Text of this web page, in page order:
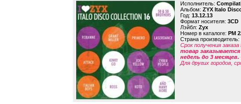
Исполнитель:
Альбом: ZYX Italo
Год: 13.12.13
Формат носителя: 3CD
Лэйбл: Zyx
Номер в каталоге: PM
Страна производитель:
Срок получения
товар заказывается
недель до 3 месяцев.
Для других городов,